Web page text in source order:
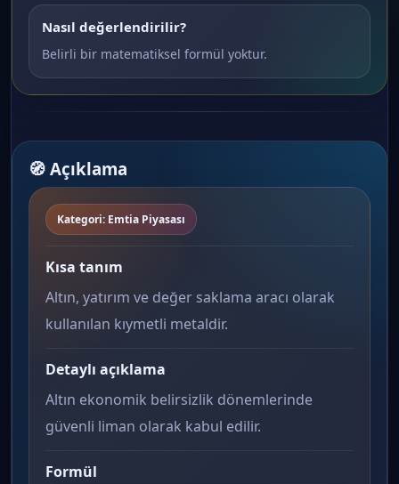
Nasıl değerlendirilir?
Belirli bir matematiksel formül yoktur.
🧭 Açıklama
Kategori: Emtia Piyasası
Kısa tanım
Altın, yatırım ve değer saklama aracı olarak
kullanılan kıymetli metaldir.
Detaylı açıklama
Altın ekonomik belirsizlik dönemlerinde
güvenli liman olarak kabul edilir.
Formül